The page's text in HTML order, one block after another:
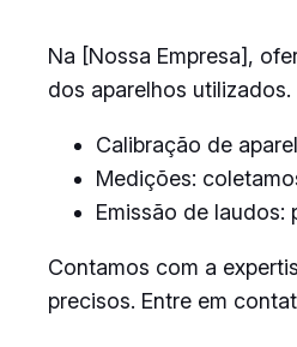
Na [Nossa Empresa],
dos aparelhos
Calibração de
Medições:
Emissão de
Contamos com a
precisos. Entre em